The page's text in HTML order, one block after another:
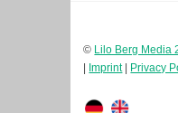
© Lilo Berg Media
| Imprint| Privacy